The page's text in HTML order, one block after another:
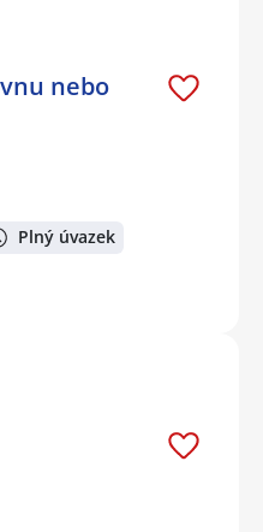
nebo
Plný úvazek